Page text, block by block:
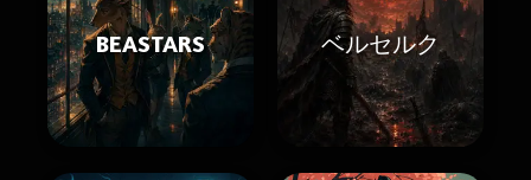
BEASTARS ベルセルク